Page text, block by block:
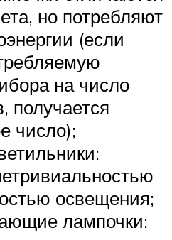
но потребляют
(если
на число
получается
число);
освещения;
лампочки: